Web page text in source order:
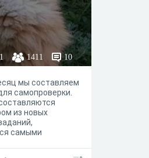
1411 10
мы составляем
самопроверки.
из новых
самыми